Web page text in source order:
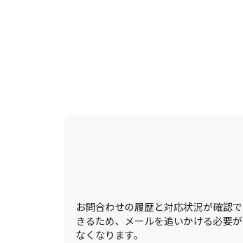
お問合わせの履歴と対応状況が確認で
きるため、メールを追いかける必要が
なくなります。